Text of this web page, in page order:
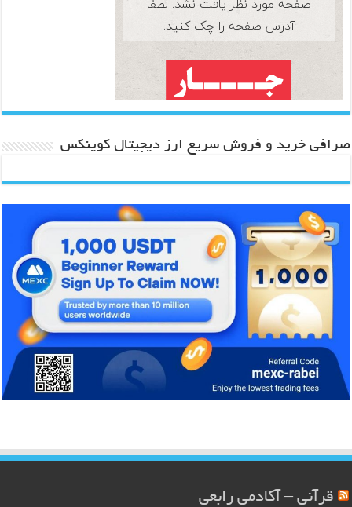
صرافی خرید و فروش سریع ارز دیجیتال کوینکس
قرآنی – آکادمی رابعی